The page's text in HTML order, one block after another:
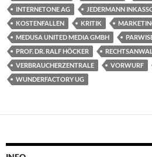
INTERNETONE AG
JEDERMANN
KOSTENFALLEN
KRITIK
MEDUSA UNITED MEDIA GMBH
PROF. DR. RALF HÖCKER
VERBRAUCHERZENTRALE
VORWURF
WUNDERFACTORY UG